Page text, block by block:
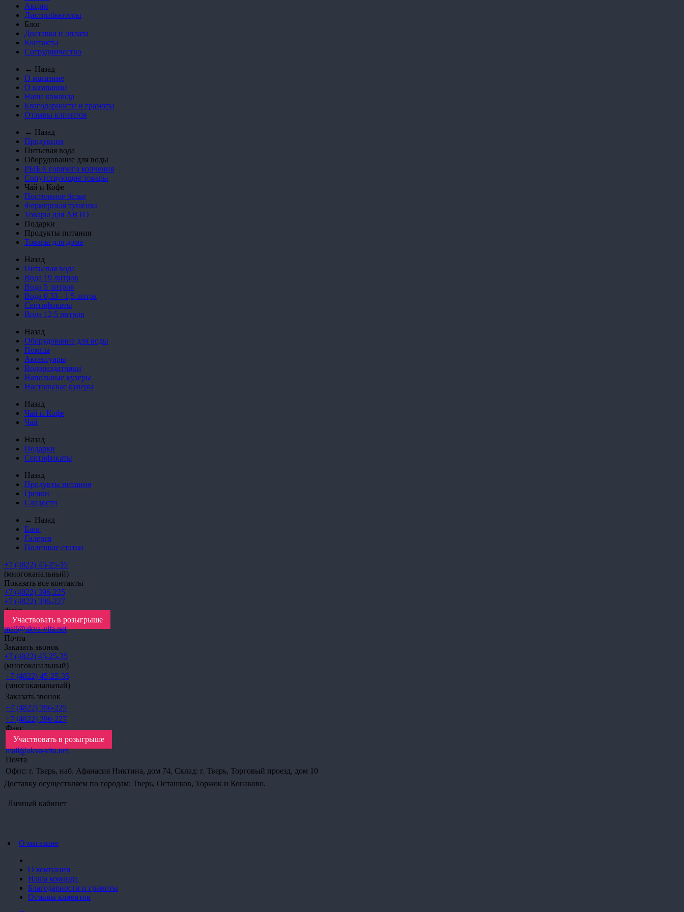
Акции
Дистрибьюторы
Блог
Доставка и оплата
Контакты
Сотрудничество
← Назад
О магазине
О компании
Наша команда
Благодарности и грамоты
Отзывы клиентов
← Назад
Продукция
Питьевая вода
Оборудование для воды
РЫБА горячего копчения
Сопутствующие товары
Чай и Кофе
Постельное белье
Фермерская тушенка
Товары для АВТО
Подарки
Продукты питания
Товары для дома
Назад
Питьевая вода
Вода 19 литров
Вода 5 литров
Вода 0,33 - 1,5 литра
Сертификаты
Вода 12,5 литров
Назад
Оборудование для воды
Помпы
Аксессуары
Водораздатчики
Напольные кулеры
Настольные кулеры
Назад
Чай и Кофе
Чай
Назад
Подарки
Сертификаты
Назад
Продукты питания
Гренки
Сладости
← Назад
Блог
Галерея
Полезные статьи
+7 (4822) 45-25-35
(многоканальный)
Показать все контакты
+7 (4822) 396-225
+7 (4822) 396-227
Факс
Участвовать в розыгрыше
mail@akva-vita.net
Почта
Заказать звонок
+7 (4822) 45-25-35
(многоканальный)
+7 (4822) 45-25-35
(многоканальный)
Заказать звонок
+7 (4822) 396-225
+7 (4822) 396-227
Факс
Участвовать в розыгрыше
mail@akva-vita.net
Почта
Офис: г. Тверь, наб. Афанасия Никтина, дом 74, Склад: г. Тверь, Торговый проезд, дом 10
Доставку осуществляем по городам: Тверь, Осташков, Торжок и Конаково.
Личный кабинет
О магазине
О компании
Наша команда
Благодарности и грамоты
Отзывы клиентов